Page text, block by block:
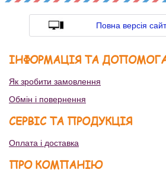
Повна версія
ІНФОРМАЦІЯ ТА
Як зробити замовлення
Обмін і повернення
СЕРВІС ТА ПРОДУКЦІЯ
Оплата і доставка
ПРО КОМПАНІЮ